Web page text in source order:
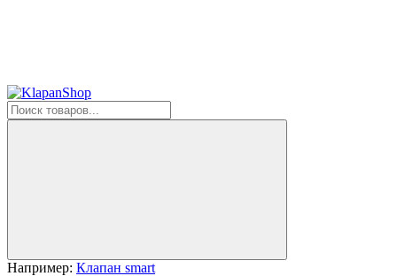
Например: Клапан smart